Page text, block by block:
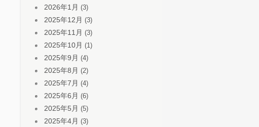
2026年1月 (3)
2025年12月 (3)
2025年11月 (3)
2025年10月 (1)
2025年9月 (4)
2025年8月 (2)
2025年7月 (4)
2025年6月 (6)
2025年5月 (5)
2025年4月 (3)